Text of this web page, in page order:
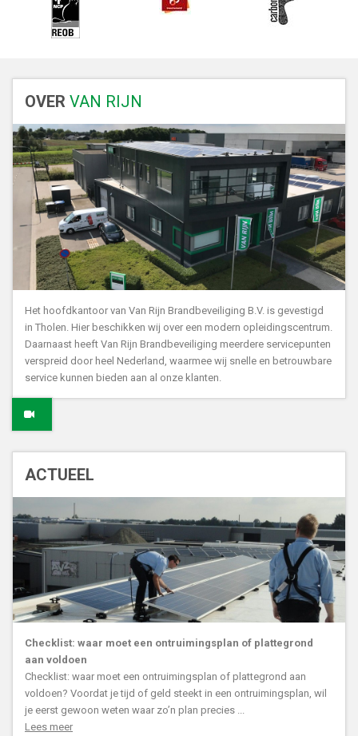
OVER VAN RIJN
Het hoofdkantoor van Van Rijn Brandbeveiliging B.V. is gevestigd
in Tholen. Hier beschikken wij over een modern opleidingscentrum.
Daarnaast heeft Van Rijn Brandbeveiliging meerdere servicepunten
verspreid door heel Nederland, waarmee wij snelle en betrouwbare
service kunnen bieden aan al onze klanten.
ACTUEEL
Checklist: waar moet een ontruimingsplan of plattegrond
aan voldoen
Checklist: waar moet een ontruimingsplan of plattegrond aan
voldoen? Voordat je tijd of geld steekt in een ontruimingsplan, wil
je eerst gewoon weten waar zo’n plan precies ...
Lees meer